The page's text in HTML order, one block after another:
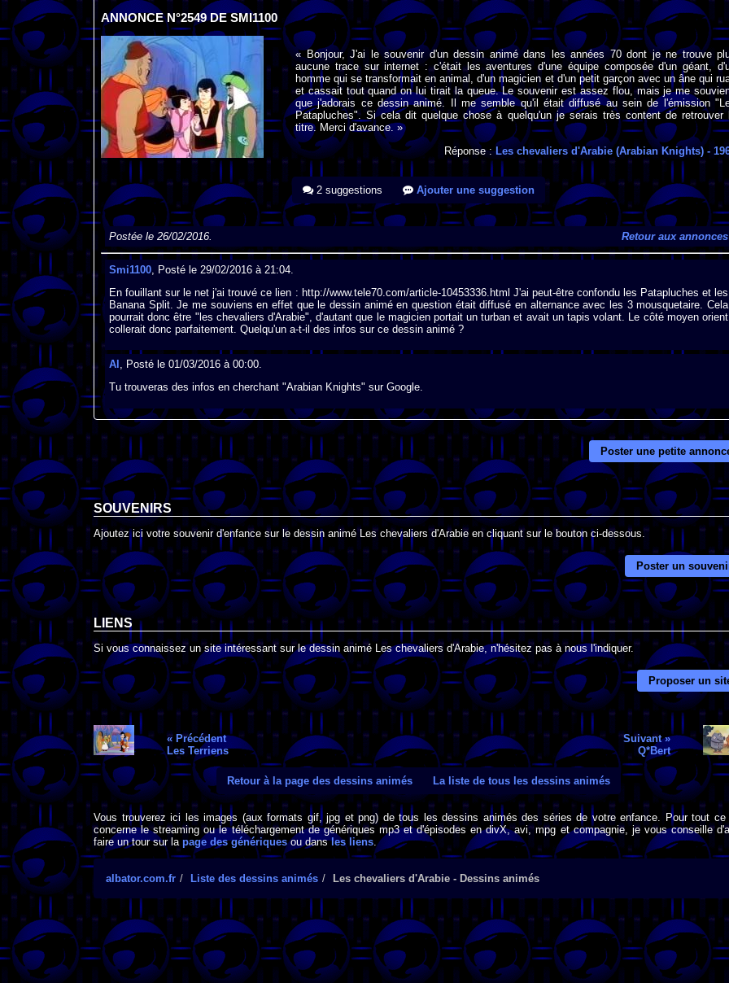
ANNONCE N°2549 DE SMI1100
« Bonjour, J'ai le souvenir d'un dessin animé dans les années 70 dont je ne trouve
aucune trace sur internet : c'était les aventures d'une équipe composée d'un géant,
homme qui se transformait en animal, d'un magicien et d'un petit garçon avec un âne qui
et cassait tout quand on lui tirait la queue. Le souvenir est assez flou, mais je me
que j'adorais ce dessin animé. Il me semble qu'il était diffusé au sein de l'émission
Patapluches". Si cela dit quelque chose à quelqu'un je serais très content de retrouver
titre. Merci d'avance. »
Réponse :Les chevaliers d'Arabie (Arabian Knights) -
2 suggestions Ajouter une suggestion
Postée le 26/02/2016. Retour aux annonces
Smi1100, Posté le 29/02/2016 à 21:04.
En fouillant sur le net j'ai trouvé ce lien : http://www.tele70.com/article-10453336.html J'ai peut-être confondu les Patapluches et les
Banana Split. Je me souviens en effet que le dessin animé en question était diffusé en alternance avec les 3 mousquetaire. Cela
pourrait donc être "les chevaliers d'Arabie", d'autant que le magicien portait un turban et avait un tapis volant. Le côté moyen orient
collerait donc parfaitement. Quelqu'un a-t-il des infos sur ce dessin animé ?
Al , Posté le 01/03/2016 à 00:00.
Tu trouveras des infos en cherchant "Arabian Knights" sur Google.
Poster une petite
SOUVENIRS
Ajoutez ici votre souvenir d'enfance sur le dessin animé Les chevaliers d'Arabie en cliquant sur le bouton ci-dessous.
Poster un
LIENS
Si vous connaissez un site intéressant sur le dessin animé Les chevaliers d'Arabie, n'hésitez pas à nous l'indiquer.
Proposer un
« Précédent
Les Terriens
Suivant »
Q*Bert
Retour à la page des dessins animés La liste de tous les dessins animés
Vous trouverez ici les images (aux formats gif, jpg et png) de tous les dessins animés des séries de votre enfance. Pour tout ce
concerne le streaming ou le téléchargement de génériques mp3 et d'épisodes en divX, avi, mpg et compagnie, je vous conseille
faire un tour sur la page des génériquesou dansles liens
albator.com.fr Liste des dessins animés Les chevaliers d'Arabie - Dessins animés